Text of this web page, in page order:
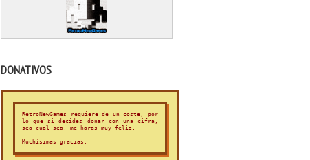
DONATIVOS
RetroNewGames requiere de un coste, por
lo que si decides donar con una cifra,
sea cual sea, me harás muy feliz.
Muchísimas gracias.